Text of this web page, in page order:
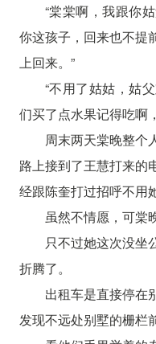
“棠棠啊，我跟你
你这孩子，回来也不提
上回来。”
“不用了姑姑，姑
们买了点水果记得吃啊
周末两天棠晚整个
路上接到了王慧打来的
经跟陈奎打过招呼不用
虽然不情愿，可棠
只不过她这次没坐
折腾了。
出租车是直接停在
发现不远处别墅的栅栏